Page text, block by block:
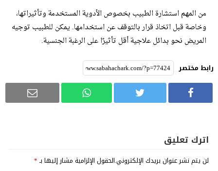
من المهم استشارة الطبيب بخصوص الأدوية المستخدمة وتأثيراتها،
وخاصة قبل اتخاذ قرار بالتوقف عن استخدامها. يمكن للطبيب توجيه
المريض نحو بدائل علاجية أقل تأثيرًا على الرغبة الجنسية.
رابط مختصر
اترك تعليق
لن يتم نشر عنوان بريدك الإلكتروني.الحقول الإلزامية مشار إليها بـ*